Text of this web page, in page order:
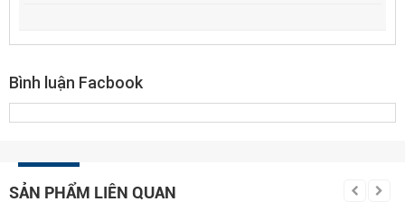
Bình luận Facbook
SẢN PHẨM LIÊN QUAN